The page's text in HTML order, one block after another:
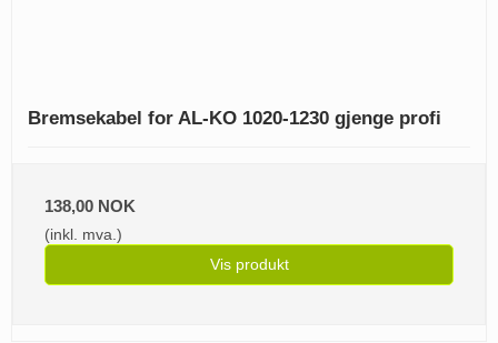
Bremsekabel for AL-KO 1020-1230 gjenge profi
138,00 NOK
(inkl. mva.)
Vis produkt